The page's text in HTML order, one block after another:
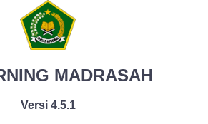
MADRASAH
Versi 4.5.1